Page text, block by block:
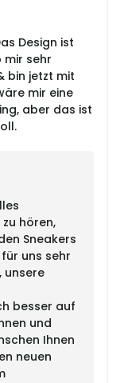
Design ist
sehr
bin jetzt mit
mir eine
aber das ist
hören,
Sneakers
uns sehr
unsere
besser auf
und
Ihnen
neuen